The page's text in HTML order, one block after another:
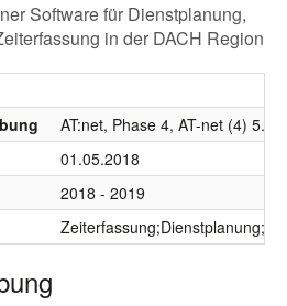
Software für Dienstplanung,
in der DACH Region
AT:net, Phase 4, AT-net (4) 5.
01.05.2018
2018 - 2019